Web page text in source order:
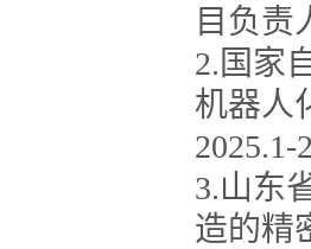
目负责
2.国家
机器人
2025.1-
3.山东
造的精